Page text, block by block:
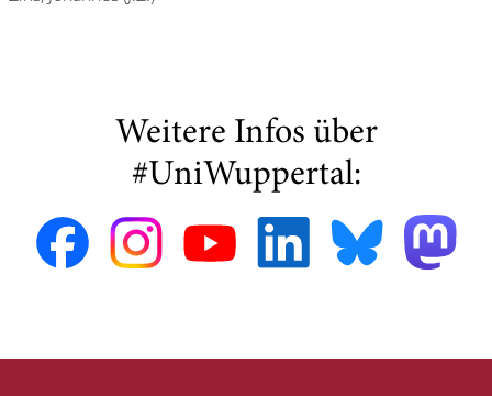
Weitere Infos über
#UniWuppertal: